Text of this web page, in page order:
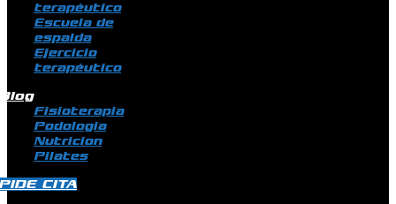
terapéutico
Escuela de
espalda
Ejercicio
terapéutico
Fisioterapia
Podologia
Nutricion
Pilates
CITA